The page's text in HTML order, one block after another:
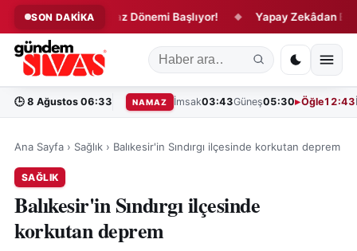
SON DAKİKA
İçin Yeni İnfaz Dönemi Başlıyor! ◆ Yapay Zekâdan Bilimde
🕒 8 Ağustos 06:33 NAMAZ İmsak03:43Güneş05:30 Öğle12:43
Ana Sayfa › Sağlık › Balıkesir'in Sındırgı ilçesinde korkutan deprem
SAĞLIK
Balıkesir'in Sındırgı ilçesinde
korkutan deprem